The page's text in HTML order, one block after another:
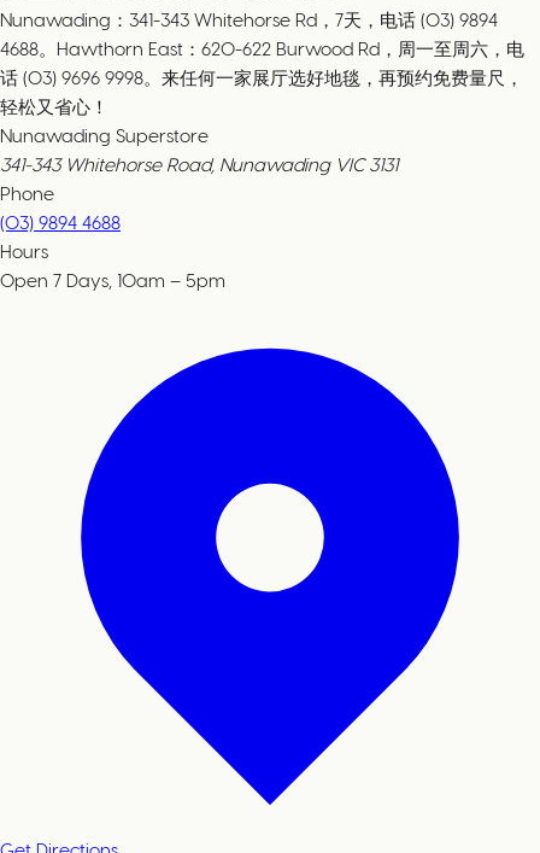
Nunawading：341-343 Whitehorse Rd，7天，电话 (03) 9894
4688。Hawthorn East：620-622 Burwood Rd，周一至周六，电
话 (03) 9696 9998。来任何一家展厅选好地毯，再预约免费量尺，
轻松又省心！
Nunawading Superstore
341-343 Whitehorse Road, Nunawading VIC 3131
Phone
(03) 9894 4688
Hours
Open 7 Days, 10am – 5pm